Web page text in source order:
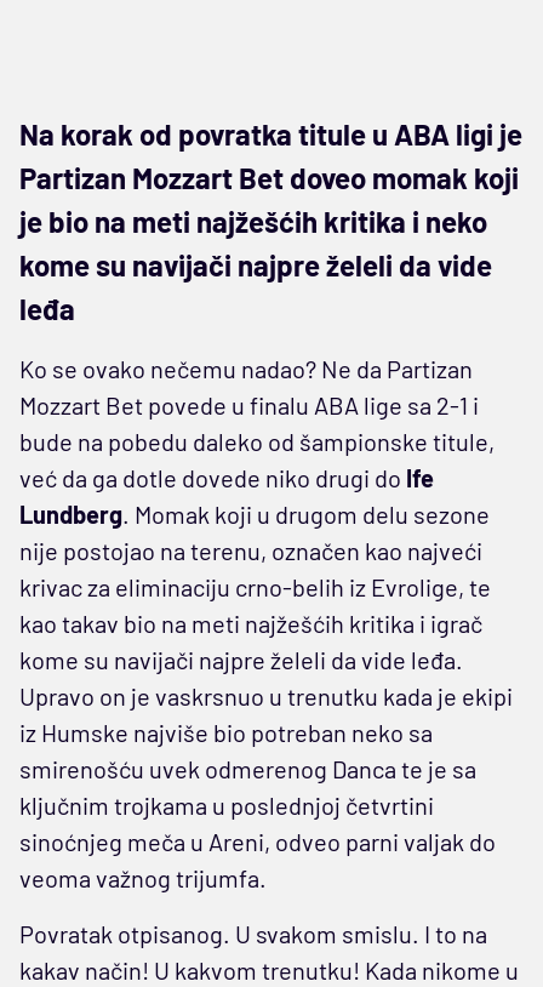
Na korak od povratka titule u ABA ligi je
Partizan Mozzart Bet doveo momak koji
je bio na meti najžešćih kritika i neko
kome su navijači najpre želeli da vide
leđa
Ko se ovako nečemu nadao? Ne da Partizan
Mozzart Bet povede u finalu ABA lige sa 2-1 i
bude na pobedu daleko od šampionske titule,
već da ga dotle dovede niko drugi do Ife
Lundberg. Momak koji u drugom delu sezone
nije postojao na terenu, označen kao najveći
krivac za eliminaciju crno-belih iz Evrolige, te
kao takav bio na meti najžešćih kritika i igrač
kome su navijači najpre želeli da vide leđa.
Upravo on je vaskrsnuo u trenutku kada je ekipi
iz Humske najviše bio potreban neko sa
smirenošću uvek odmerenog Danca te je sa
ključnim trojkama u poslednjoj četvrtini
sinoćnjeg meča u Areni, odveo parni valjak do
veoma važnog trijumfa.
Povratak otpisanog. U svakom smislu. I to na
kakav način! U kakvom trenutku! Kada nikome u